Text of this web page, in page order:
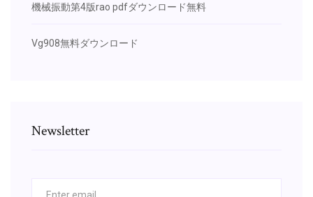
機械振動第4版rao pdfダウンロード無料
Vg908無料ダウンロード
Newsletter